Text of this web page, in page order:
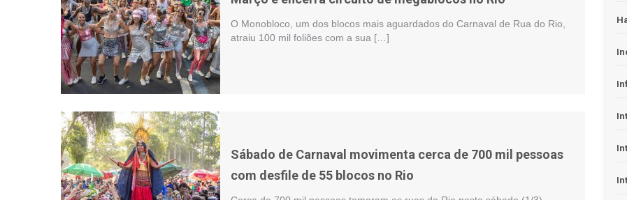
O Monobloco, um dos blocos mais aguardados do Carnaval de Rua do Rio,
atraiu 100 mil foliões com a sua […]
Sábado de Carnaval movimenta cerca de 700 mil pessoas
com desfile de 55 blocos no Rio